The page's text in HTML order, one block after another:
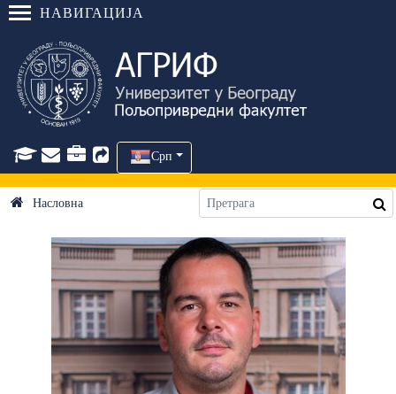
НАВИГАЦИЈА
Срп
Насловна